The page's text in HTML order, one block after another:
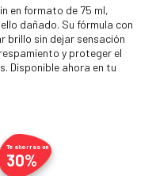
en formato de 75 ml,
dañado. Su fórmula con
brillo sin dejar sensación
y proteger el
Disponible ahora en tu
Te ahorras un
30%